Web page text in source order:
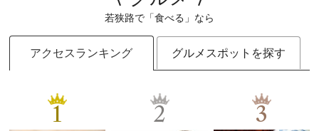
若狭路で「食べる」なら
アクセスランキング グルメスポットを探す
1 2 3